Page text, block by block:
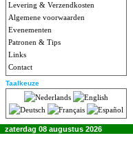
Levering & Verzendkosten
Algemene voorwaarden
Evenementen
Patronen & Tips
Links
Contact
Taalkeuze
zaterdag 08 augustus 2026